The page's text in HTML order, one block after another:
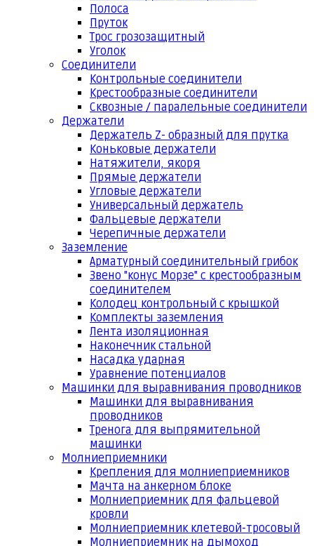
Полоса
Пруток
Трос грозозащитный
Уголок
Соединители
Контрольные соединители
Крестообразные соединители
Сквозные / паралельные соединители
Держатели
Держатель Z- образный для прутка
Коньковые держатели
Натяжители, якоря
Прямые держатели
Угловые держатели
Универсальный держатель
Фальцевые держатели
Черепичные держатели
Заземление
Арматурный соединительный грибок
Звено "конус Морзе" с крестообразным
соединителем
Колодец контрольный с крышкой
Комплекты заземления
Лента изоляционная
Наконечник стальной
Насадка ударная
Уравнение потенциалов
Машинки для выравнивания проводников
Машинки для выравнивания
проводников
Тренога для выпрямительной
машинки
Молниеприемники
Крепления для молниеприемников
Мачта на анкерном блоке
Молниеприемник для фальцевой
кровли
Молниеприемник клетевой-тросовый
Молниеприемник на дымоход